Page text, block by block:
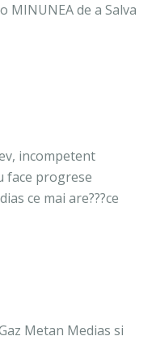
MINUNEA de a Salva
incompetent
face progrese
ce mai are???ce
Metan Medias si